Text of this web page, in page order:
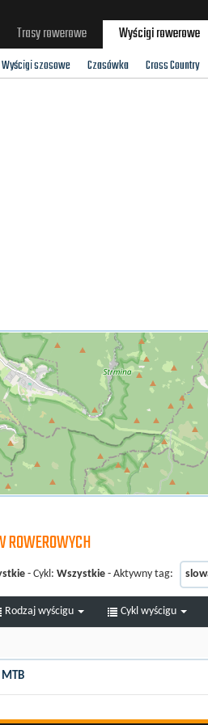
Trasy rowerowe Wyścigi rowerowe
Wyścigi szosowe Czasówka Cross Country
ROWEROWYCH
- Cykl: Wszystkie - Aktywny tag:
Rodzaj wyścigu Cykl wyścigu